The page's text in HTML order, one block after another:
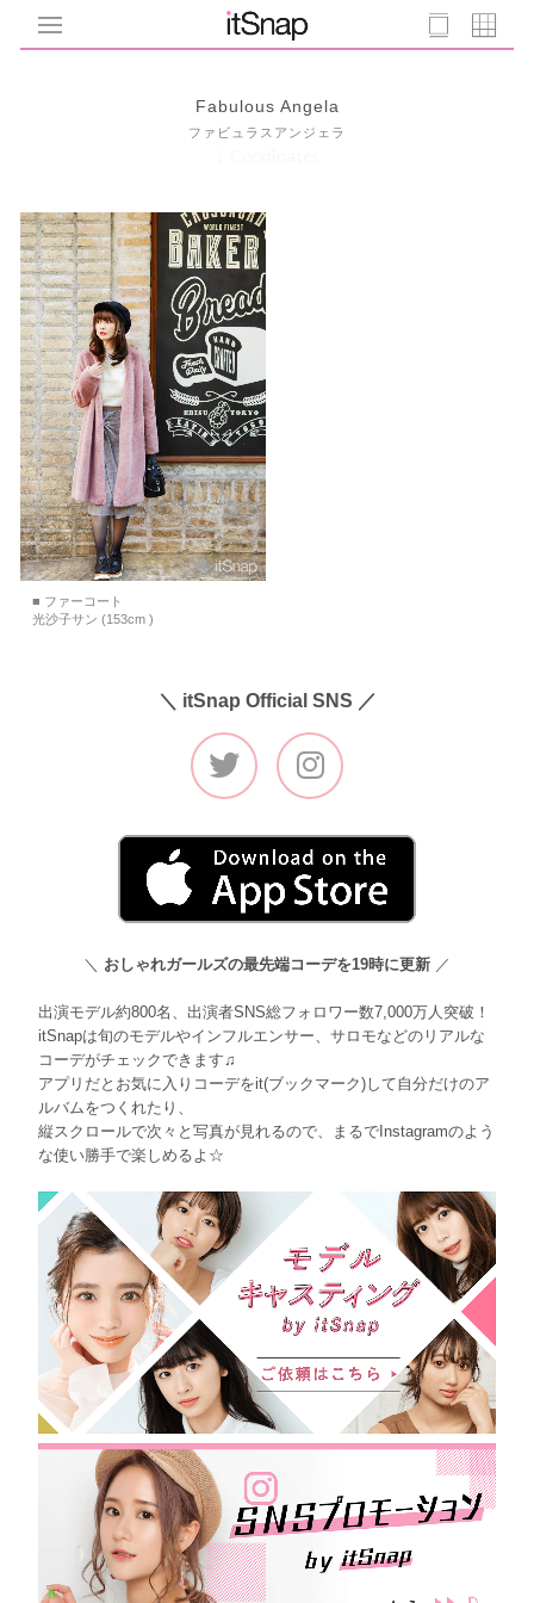
Fabulous Angela
ファビュラスアンジェラ
1 Coodinates
■ ファーコート
光沙子サン (153cm )
＼ itSnap Official SNS ／
＼ おしゃれガールズの最先端コーデを19時に更新 ／
出演モデル約800名、出演者SNS総フォロワー数7,000万人突破！
itSnapは旬のモデルやインフルエンサー、サロモなどのリアルな
コーデがチェックできます♫
アプリだとお気に入りコーデをit(ブックマーク)して自分だけのア
ルバムをつくれたり、
縦スクロールで次々と写真が見れるので、まるでInstagramのよう
な使い勝手で楽しめるよ☆